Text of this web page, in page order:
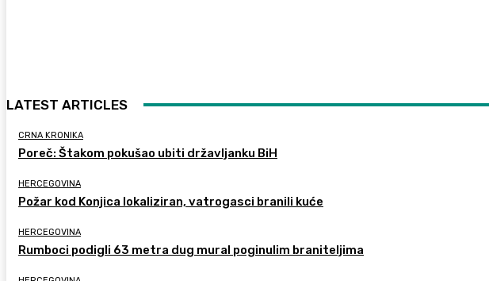
LATEST ARTICLES
CRNA KRONIKA
Poreč: Štakom pokušao ubiti državljanku BiH
HERCEGOVINA
Požar kod Konjica lokaliziran, vatrogasci branili kuće
HERCEGOVINA
Rumboci podigli 63 metra dug mural poginulim braniteljima